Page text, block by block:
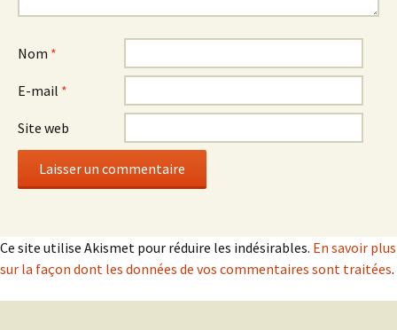
Nom *
E-mail *
Site web
Ce site utilise Akismet pour réduire les indésirables. En savoir plus
sur la façon dont les données de vos commentaires sont traitées.